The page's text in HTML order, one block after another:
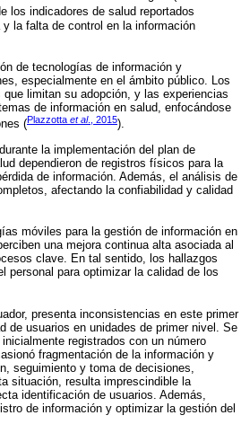
los indicadores de salud reportados
la falta de control en la información
de tecnologías de información y
especialmente en el ámbito público. Los
limitan su adopción, y las experiencias
de información en salud, enfocándose
(Plazzotta et al., 2015).
la implementación del plan de
dependieron de registros físicos para la
de información. Además, el análisis de
afectando la confiabilidad y calidad
móviles para la gestión de información en
una mejora continua alta asociada al
clave. En tal sentido, los hallazgos
personal para optimizar la calidad de los
presenta inconsistencias en este primer
de usuarios en unidades de primer nivel. Se
registrados con un número
fragmentación de la información y
seguimiento y toma de decisiones,
situación, resulta imprescindible la
identificación de usuarios. Además,
de información y optimizar la gestión del